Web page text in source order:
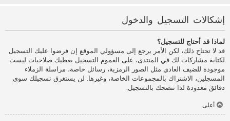
إشكالات التسجيل والدخول
لماذا قد أحتاج للتسجيل؟
قد لا تحتاج ذلك، لكن الأمر يرجع إلى مسؤولي الموقع إن فرضوا عليك التسجيل
لكتابة مشاركات لك في المنتدى، على العموم التسجيل يعطيك صلاحيات ليست
موجودة للضيف العادي مثل الصور الرمزية، رسائل خاصة، مراسلة الزملاء
المسجلين، الاشتراك بالمجموعات الخاصة، وغيرها. لن يستغرق تسجيلك سوى
دقائق معدودة لذا ننصحك بالتسجيل.
أعلى